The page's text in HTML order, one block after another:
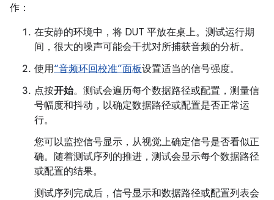
作：
在安静的环境中，将 DUT 平放在桌上。测试运行期
间，很大的噪声可能会干扰对所捕获音频的分析。
使用“音频环回校准”面板设置适当的信号强度。
点按开始。测试会遍历每个数据路径或配置，测量信
号幅度和抖动，以确定数据路径或配置是否正常运
行。
您可以监控信号显示，从视觉上确定信号是否看似正
确。随着测试序列的推进，测试会显示每个数据路径
或配置的结果。
测试序列完成后，信号显示和数据路径或配置列表会